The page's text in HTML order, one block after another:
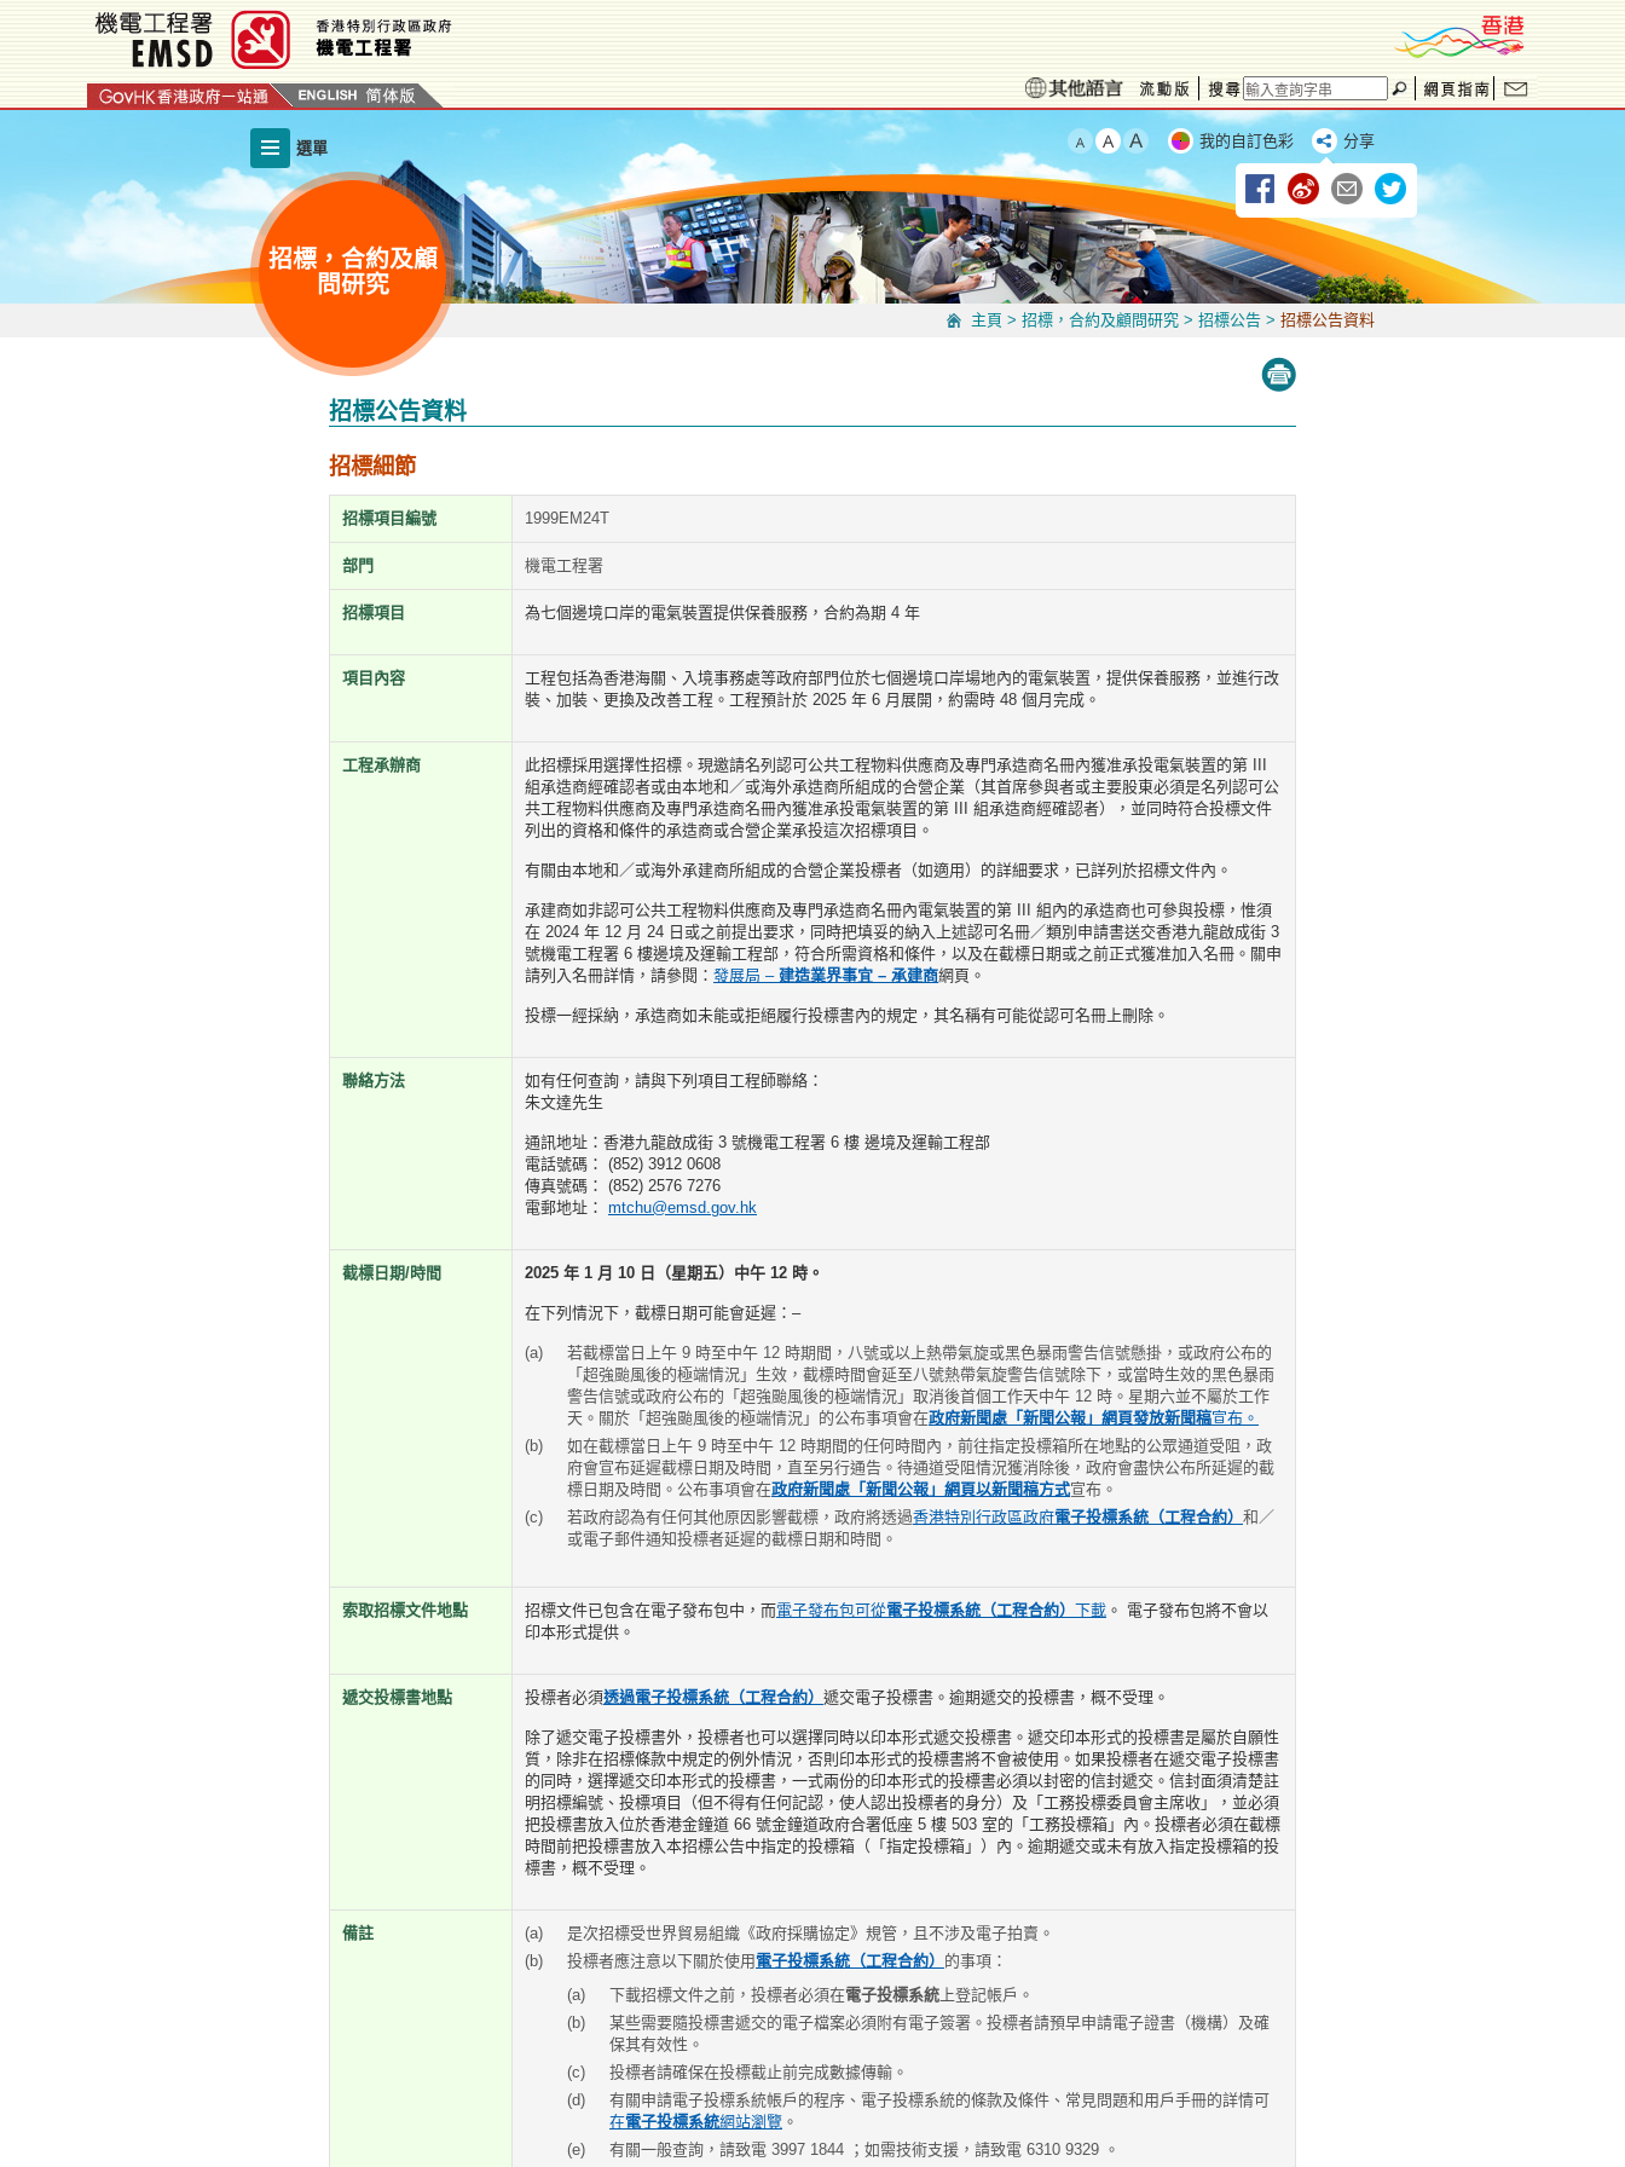
容
選單 我的自訂色彩 分享
招標，合約及顧
問研究
主頁 > 招標，合約及顧問研究 > 招標公告 > 招標公告資料
招標公告資料
招標細節
招標項目編號 1999EM24T
部門 機電工程署
招標項目 為七個邊境口岸的電氣裝置提供保養服務，合約為期 4 年
項目內容
工程包括為香港海關、入境事務處等政府部門位於七個邊境口岸場地內的電氣裝置，提供保養服務，並進行改
裝、加裝、更換及改善工程。工程預計於 2025 年 6 月展開，約需時 48 個月完成。
工程承辦商
此招標採用選擇性招標。現邀請名列認可公共工程物料供應商及專門承造商名冊內獲准承投電氣裝置的第 III
組承造商經確認者或由本地和／或海外承造商所組成的合營企業（其首席參與者或主要股東必須是名列認可公
共工程物料供應商及專門承造商名冊內獲准承投電氣裝置的第 III 組承造商經確認者），並同時符合投標文件
列出的資格和條件的承造商或合營企業承投這次招標項目。
有關由本地和／或海外承建商所組成的合營企業投標者（如適用）的詳細要求，已詳列於招標文件內。
承建商如非認可公共工程物料供應商及專門承造商名冊內電氣裝置的第 III 組內的承造商也可參與投標，惟須
在 2024 年 12 月 24 日或之前提出要求，同時把填妥的納入上述認可名冊／類別申請書送交香港九龍啟成街 3
號機電工程署 6 樓邊境及運輸工程部，符合所需資格和條件，以及在截標日期或之前正式獲准加入名冊。關申
請列入名冊詳情，請參閱： 發展局 – 建造業界事宜 – 承建商網頁。
投標一經採納，承造商如未能或拒絕履行投標書內的規定，其名稱有可能從認可名冊上刪除。
聯絡方法
如有任何查詢，請與下列項目工程師聯絡：
朱文達先生
通訊地址：香港九龍啟成街 3 號機電工程署 6 樓 邊境及運輸工程部
電話號碼： (852) 3912 0608
傳真號碼： (852) 2576 7276
電郵地址： mtchu@emsd.gov.hk
截標日期/時間 2025 年 1 月 10 日（星期五）中午 12 時。
在下列情況下，截標日期可能會延遲：–
若截標當日上午 9 時至中午 12 時期間，八號或以上熱帶氣旋或黑色暴雨警告信號懸掛，或政府公布的
「超強颱風後的極端情況」生效，截標時間會延至八號熱帶氣旋警告信號除下，或當時生效的黑色暴雨
警告信號或政府公布的「超強颱風後的極端情況」取消後首個工作天中午 12 時。星期六並不屬於工作
天。關於「超強颱風後的極端情況」的公布事項會在政府新聞處「新聞公報」網頁發放新聞稿宣布。
如在截標當日上午 9 時至中午 12 時期間的任何時間內，前往指定投標箱所在地點的公眾通道受阻，政
府會宣布延遲截標日期及時間，直至另行通告。待通道受阻情況獲消除後，政府會盡快公布所延遲的截
標日期及時間。公布事項會在政府新聞處「新聞公報」網頁以新聞稿方式宣布。
若政府認為有任何其他原因影響截標，政府將透過香港特別行政區政府電子投標系統（工程合約） 和／
或電子郵件通知投標者延遲的截標日期和時間。
索取招標文件地點 招標文件已包含在電子發布包中，而電子發布包可從電子投標系統（工程合約） 下載 。 電子發布包將不會以
印本形式提供。
遞交投標書地點 投標者必須透過電子投標系統（工程合約） 遞交電子投標書。逾期遞交的投標書，概不受理。
除了遞交電子投標書外，投標者也可以選擇同時以印本形式遞交投標書。遞交印本形式的投標書是屬於自願性
質，除非在招標條款中規定的例外情況，否則印本形式的投標書將不會被使用。如果投標者在遞交電子投標書
的同時，選擇遞交印本形式的投標書，一式兩份的印本形式的投標書必須以封密的信封遞交。信封面須清楚註
明招標編號、投標項目（但不得有任何記認，使人認出投標者的身分）及「工務投標委員會主席收」，並必須
把投標書放入位於香港金鐘道 66 號金鐘道政府合署低座 5 樓 503 室的「工務投標箱」內。投標者必須在截標
時間前把投標書放入本招標公告中指定的投標箱（「指定投標箱」）內。逾期遞交或未有放入指定投標箱的投
標書，概不受理。
備註
是次招標受世界貿易組織《政府採購協定》規管，且不涉及電子拍賣。
投標者應注意以下關於使用 電子投標系統（工程合約） 的事項：
下載招標文件之前，投標者必須在電子投標系統 上登記帳戶。
某些需要隨投標書遞交的電子檔案必須附有電子簽署。投標者請預早申請電子證書（機構）及確
保其有效性。
投標者請確保在投標截止前完成數據傳輸。
有關申請電子投標系統帳戶的程序、電子投標系統的條款及條件、常見問題和用戶手冊的詳情可
在電子投標系統網站瀏覽 。
有關一般查詢，請致電 3997 1844 ；如需技術支援，請致電 6310 9329 。